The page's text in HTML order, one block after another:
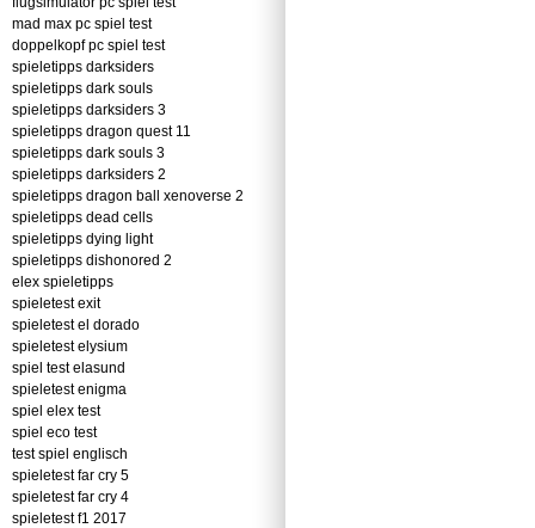
mad max pc spiel test
doppelkopf pc spiel test
spieletipps darksiders
spieletipps dark souls
spieletipps darksiders 3
spieletipps dragon quest 11
spieletipps dark souls 3
spieletipps darksiders 2
spieletipps dragon ball xenoverse 2
spieletipps dead cells
spieletipps dying light
spieletipps dishonored 2
elex spieletipps
spieletest exit
spieletest el dorado
spieletest elysium
spiel test elasund
spieletest enigma
spiel elex test
spiel eco test
test spiel englisch
spieletest far cry 5
spieletest far cry 4
spieletest f1 2017